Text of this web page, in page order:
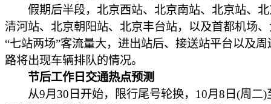
假期后半段，北京西站、北京南站、北京站、北
清河站、北京朝阳站、北京丰台站，以及首都机场
“七站两场”客流量大，进出站后、接送站平台以及周
路将出现车辆排队的情况。
节后工作日交通热点预测
从9月30日开始，限行尾号轮换，10月8日(周二)